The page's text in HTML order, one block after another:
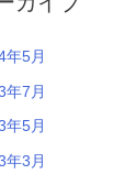
年5月
年7月
年5月
年3月